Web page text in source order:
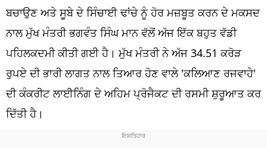
ਲਾਈਫ ਸਟਾਈਲ
ਪੰਜਾਬ
ਧਰਮ
ਖੇਡਾਂ
ਟੈਕਨੋਲਜੀ
ਬਚਾਉਣ ਅਤੇ ਸੂਬੇ ਦੇ ਸਿੰਚਾਈ ਢਾਂਚੇ ਨੂੰ ਹੋਰ ਮਜ਼ਬੂਤ ਕਰਨ ਦੇ ਮਕਸਦ
ਨਾਲ ਮੁੱਖ ਮੰਤਰੀ ਭਗਵੰਤ ਸਿੰਘ ਮਾਨ ਵੱਲੋਂ ਅੱਜ ਇੱਕ ਬਹੁਤ ਵੱਡੀ
ਪਹਿਲਕਦਮੀ ਕੀਤੀ ਗਈ ਹੈ। ਮੁੱਖ ਮੰਤਰੀ ਨੇ ਅੱਜ 34.51 ਕਰੋੜ
ਰੁਪਏ ਦੀ ਭਾਰੀ ਲਾਗਤ ਨਾਲ ਤਿਆਰ ਹੋਣ ਵਾਲੇ 'ਕਲਿਆਣ ਰਜਵਾਹੇ'
ਦੀ ਕੰਕਰੀਟ ਲਾਈਨਿੰਗ ਦੇ ਅਹਿਮ ਪ੍ਰੋਜੈਕਟ ਦੀ ਰਸਮੀ ਸ਼ੁਰੂਆਤ ਕਰ
ਦਿੱਤੀ ਹੈ।